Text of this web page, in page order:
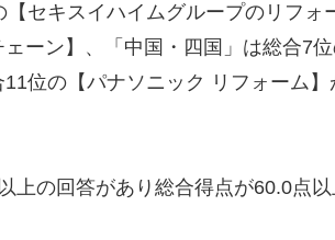
セキスイハイムグループのリフォ
ーン】、「中国・四国」は総合7
位の【パナソニック リフォーム】
上の回答があり総合得点が60.0点以